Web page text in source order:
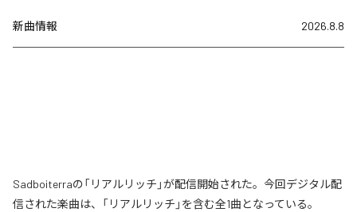
新曲情報 2026.8.8
Sadboiterraの「リアルリッチ」が配信開始された。今回デジタル配
信された楽曲は、「リアルリッチ」を含む全1曲となっている。